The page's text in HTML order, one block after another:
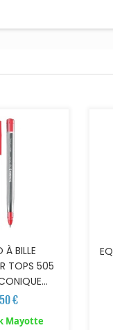
À BILLE
TOPS 505
€
Mayotte
AU PANIER